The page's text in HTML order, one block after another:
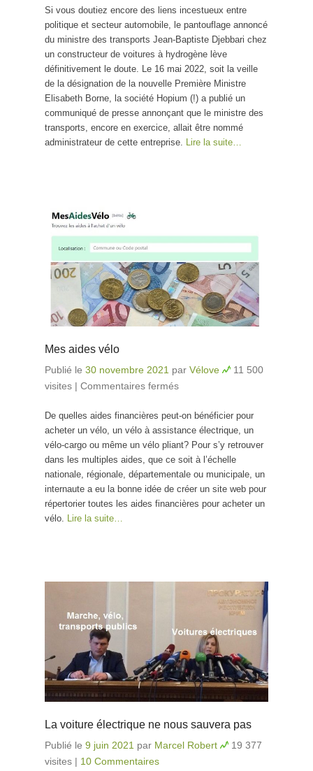
Si vous doutiez encore des liens incestueux entre
politique et secteur automobile, le pantouflage annoncé
du ministre des transports Jean-Baptiste Djebbari chez
un constructeur de voitures à hydrogène lève
définitivement le doute. Le 16 mai 2022, soit la veille
de la désignation de la nouvelle Première Ministre
Elisabeth Borne, la société Hopium (!) a publié un
communiqué de presse annonçant que le ministre des
transports, encore en exercice, allait être nommé
administrateur de cette entreprise.
Lire la suite…
Mes aides vélo
Publié le 30 novembre 2021 par Vélove
11 500
visites | Commentaires fermés
De quelles aides financières peut-on bénéficier pour
acheter un vélo, un vélo à assistance électrique, un
vélo-cargo ou même un vélo pliant? Pour s’y retrouver
dans les multiples aides, que ce soit à l’échelle
nationale, régionale, départementale ou municipale, un
internaute a eu la bonne idée de créer un site web pour
répertorier toutes les aides financières pour acheter un
vélo. Lire la suite…
La voiture électrique ne nous sauvera pas
Publié le 9 juin 2021 par Marcel Robert
19 377
visites | 10 Commentaires